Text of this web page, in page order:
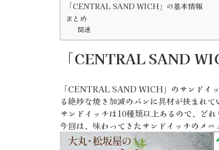
「CENTRAL SAND WICH」の基本情報
まとめ
関連
「CENTRAL SAND
「CENTRAL SAND WICH」のサンドイ
る絶妙な焼き加減のパンに具材が挟まれ
サンドイッチは10種類以上あるので、ど
今回は、味わってきたサンドイッチのメニ